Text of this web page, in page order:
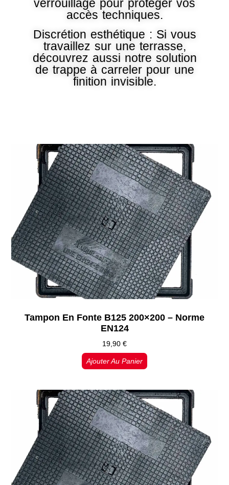
verrouillage pour protéger vos
accès techniques.
Discrétion esthétique : Si vous
travaillez sur une terrasse,
découvrez aussi notre solution
de trappe à carreler pour une
finition invisible.
Tampon En Fonte B125 200×200 – Norme
EN124
19,90 €
Ajouter Au Panier